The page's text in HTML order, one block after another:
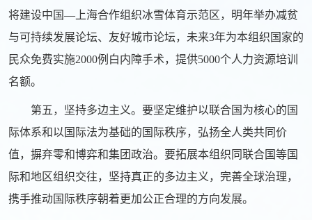
将建设中国—上海合作组织冰雪体育示范区，明年举办减贫
与可持续发展论坛、友好城市论坛，未来3年为本组织国家的
民众免费实施2000例白内障手术，提供5000个人力资源培训
名额。
第五，坚持多边主义。要坚定维护以联合国为核心的国
际体系和以国际法为基础的国际秩序，弘扬全人类共同价
值，摒弃零和博弈和集团政治。要拓展本组织同联合国等国
际和地区组织交往，坚持真正的多边主义，完善全球治理，
携手推动国际秩序朝着更加公正合理的方向发展。